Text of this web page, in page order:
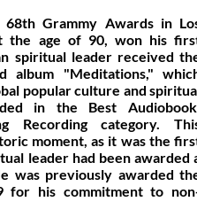
Grammy Awards in
the age of 90, won his
spiritual leader received
album "Meditations,"
popular culture and
in the Best
Recording category.
moment, as it was the
leader had been awarded
was previously awarded
for his commitment to